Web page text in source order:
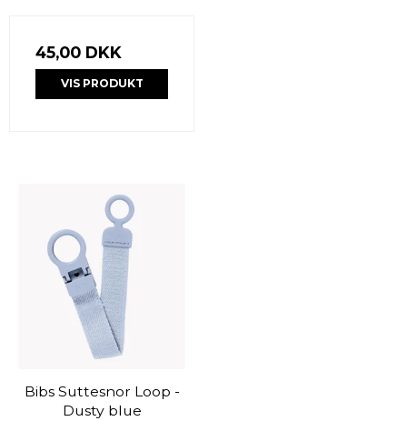
45,00 DKK
VIS PRODUKT
Bibs Suttesnor Loop -
Dusty blue